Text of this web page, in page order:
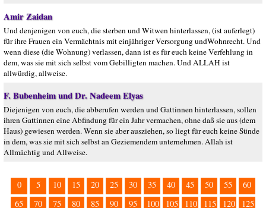
Amir Zaidan
Und denjenigen von euch, die sterben und Witwen hinterlassen, (ist auferlegt)
für ihre Frauen ein Vermächtnis mit einjähriger Versorgung undWohnrecht. Und
wenn diese (die Wohnung) verlassen, dann ist es für euch keine Verfehlung in
dem, was sie mit sich selbst vom Gebilligten machen. Und ALLAH ist
allwürdig, allweise.
F. Bubenheim und Dr. Nadeem Elyas
Diejenigen von euch, die abberufen werden und Gattinnen hinterlassen, sollen
ihren Gattinnen eine Abfindung für ein Jahr vermachen, ohne daß sie aus (dem
Haus) gewiesen werden. Wenn sie aber ausziehen, so liegt für euch keine Sünde
in dem, was sie mit sich selbst an Geziemendem unternehmen. Allah ist
Allmächtig und Allweise.
0 5 10 15 20 25 30 35 40 45 50 55
60
65
70 75 80 85 90 95 100 105 110 115 120 125